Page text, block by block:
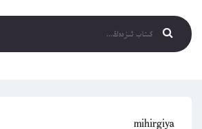
mihirgiya